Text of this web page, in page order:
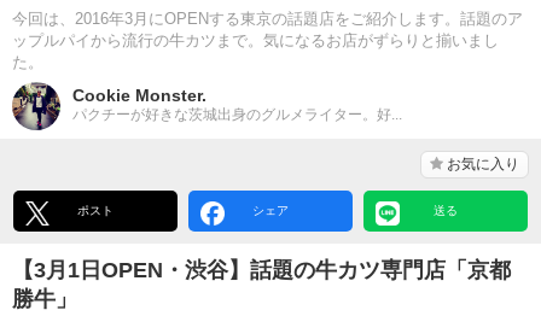
今回は、2016年3月にOPENする東京の話題店をご紹介します。話題のア
ップルパイから流行の牛カツまで。気になるお店がずらりと揃いまし
た。
Cookie Monster.
パクチーが好きな茨城出身のグルメライター。好...
お気に入り
ポスト シェア 送る
【3月1日OPEN・渋谷】話題の牛カツ専門店「京都
勝牛」